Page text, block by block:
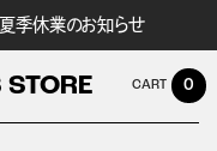
季休業のお知らせ
0